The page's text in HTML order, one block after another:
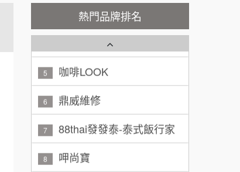
熱門品牌排名
秉宏小米甜甜圈
4 潮鍋癮
5 咖啡LOOK
6 鼎威維修
7 88thai發發泰-泰式飯行家
8 呷尚寶
100萬 ~ 200萬
加盟預算 200萬~300萬
黃 先生/小姐
加盟預算 100萬~150萬
林 先生/小姐 屏東縣
加盟預算